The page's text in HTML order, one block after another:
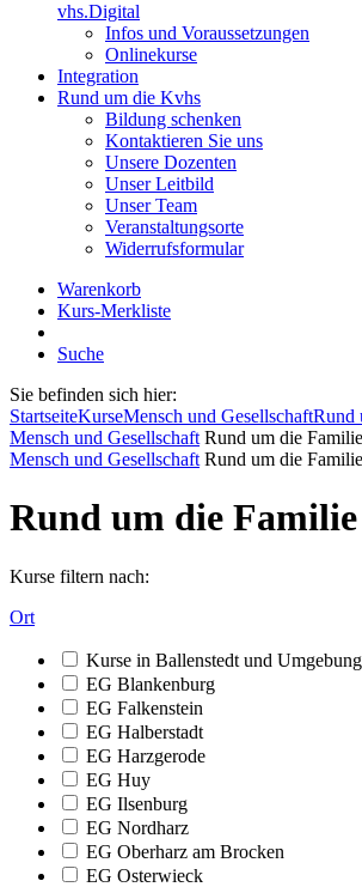
vhs.Digital
Infos und Voraussetzungen
Onlinekurse
Integration
Rund um die Kvhs
Bildung schenken
Kontaktieren Sie uns
Unsere Dozenten
Unser Leitbild
Unser Team
Veranstaltungsorte
Widerrufsformular
Warenkorb
Kurs-Merkliste
Suche
Sie befinden sich hier:
StartseiteKurseMensch und GesellschaftRund
Mensch und Gesellschaft Rund um die Familie
Mensch und Gesellschaft Rund um die Familie
Rund um die Familie
Kurse filtern nach:
Ort
Kurse in Ballenstedt und Umgebung
EG Blankenburg
EG Falkenstein
EG Halberstadt
EG Harzgerode
EG Huy
EG Ilsenburg
EG Nordharz
EG Oberharz am Brocken
EG Osterwieck